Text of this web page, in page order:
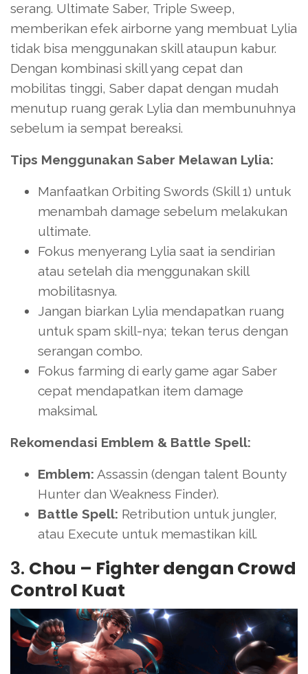
serang. Ultimate Saber, Triple Sweep,
memberikan efek airborne yang membuat Lylia
tidak bisa menggunakan skill ataupun kabur.
Dengan kombinasi skill yang cepat dan
mobilitas tinggi, Saber dapat dengan mudah
menutup ruang gerak Lylia dan membunuhnya
sebelum ia sempat bereaksi.
Tips Menggunakan Saber Melawan Lylia:
Manfaatkan Orbiting Swords (Skill 1) untuk
menambah damage sebelum melakukan
ultimate.
Fokus menyerang Lylia saat ia sendirian
atau setelah dia menggunakan skill
mobilitasnya.
Jangan biarkan Lylia mendapatkan ruang
untuk spam skill-nya; tekan terus dengan
serangan combo.
Fokus farming di early game agar Saber
cepat mendapatkan item damage
maksimal.
Rekomendasi Emblem & Battle Spell:
Emblem: Assassin (dengan talent Bounty
Hunter dan Weakness Finder).
Battle Spell: Retribution untuk jungler,
atau Execute untuk memastikan kill.
3. Chou – Fighter dengan Crowd
Control Kuat